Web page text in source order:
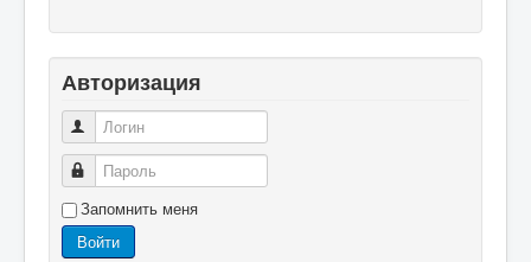
Авторизация
Логин
Пароль
Запомнить меня
Войти